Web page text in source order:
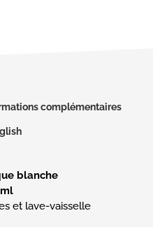
complémentaires
blanche
et lave-vaisselle